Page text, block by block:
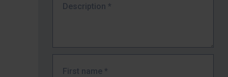
Description *
First name *